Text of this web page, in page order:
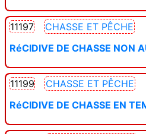
11197
CHASSE ET PÊCHE
RéCIDIVE DE CHASSE NON
11199
CHASSE ET PÊCHE
RéCIDIVE DE CHASSE EN